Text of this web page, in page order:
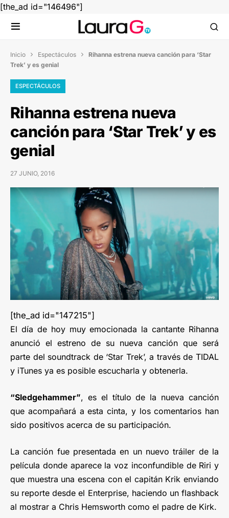
[the_ad id="146496"]
Inicio  Espectáculos  Rihanna estrena nueva canción para ‘Star
Trek’ y es genial
ESPECTÁCULOS
Rihanna estrena nueva
canción para ‘Star Trek’ y es
genial
27 JUNIO, 2016
[the_ad id="147215"]
El día de hoy muy emocionada la cantante Rihanna
anunció el estreno de su nueva canción que será
parte del soundtrack de ‘Star Trek’, a través de TIDAL
y iTunes ya es posible escucharla y obtenerla.
“Sledgehammer”, es el título de la nueva canción
que acompañará a esta cinta, y los comentarios han
sido positivos acerca de su participación.
La canción fue presentada en un nuevo tráiler de la
película donde aparece la voz inconfundible de Riri y
que muestra una escena con el capitán Krik enviando
su reporte desde el Enterprise, haciendo un flashback
al mostrar a Chris Hemsworth como el padre de Kirk.